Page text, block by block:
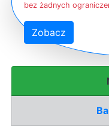
bez żadnych
Zobacz